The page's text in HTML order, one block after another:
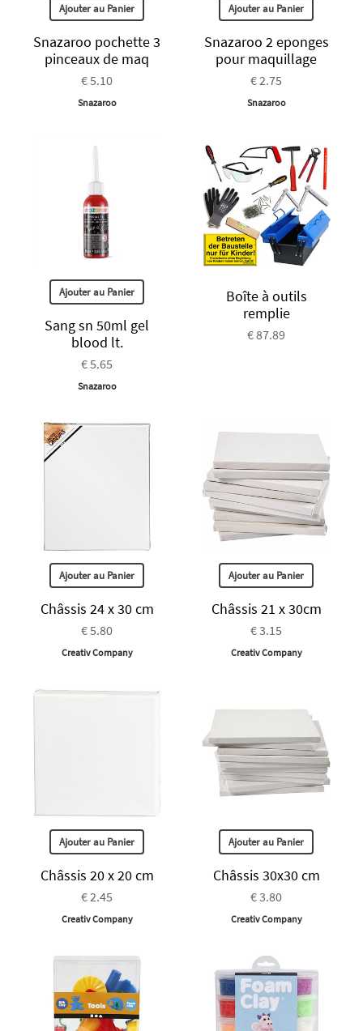
Ajouter au Panier
Snazaroo pochette 3
pinceaux de maq
€ 5.10
Snazaroo
Ajouter au Panier
Snazaroo 2 eponges
pour maquillage
€ 2.75
Snazaroo
Ajouter au Panier
Sang sn 50ml gel
blood lt.
€ 5.65
Snazaroo
Boîte à outils
remplie
€ 87.89
Ajouter au Panier
Châssis 24 x 30 cm
€ 5.80
Creativ Company
Ajouter au Panier
Châssis 21 x 30cm
€ 3.15
Creativ Company
Ajouter au Panier
Châssis 20 x 20 cm
€ 2.45
Creativ Company
Ajouter au Panier
Châssis 30x30 cm
€ 3.80
Creativ Company